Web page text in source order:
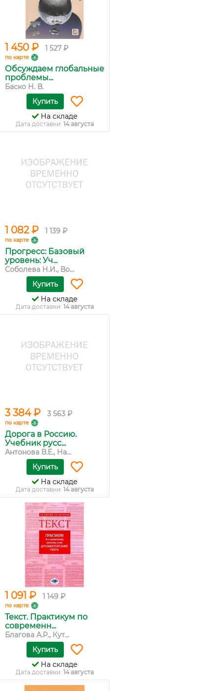
1 450 ₽ 1 527 ₽
по карте
Обсуждаем глобальные
проблемы...
Баско Н. В.
Купить
На складе
Дата доставки: 14 августа
1 082 ₽ 1 139 ₽
по карте
Прогресс: Базовый
уровень: Уч...
Соболева Н.И., Во...
Купить
На складе
Дата доставки: 14 августа
3 384 ₽ 3 563 ₽
по карте
Дорога в Россию.
Учебник русс...
Антонова В.Е., На...
Купить
На складе
Дата доставки: 14 августа
1 091 ₽ 1 149 ₽
по карте
Текст. Практикум по
современн...
Благова А.Р., Кут...
Купить
На складе
Дата доставки: 14 августа